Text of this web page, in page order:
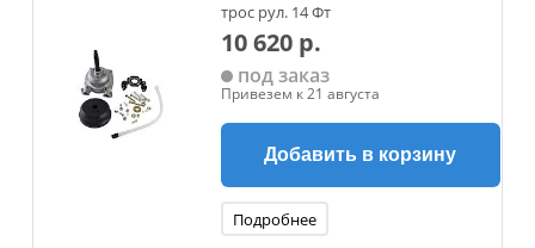
трос рул. 14 Фт
10 620 р.
под заказ
Привезем к 21 августа
Добавить в корзину
Подробнее